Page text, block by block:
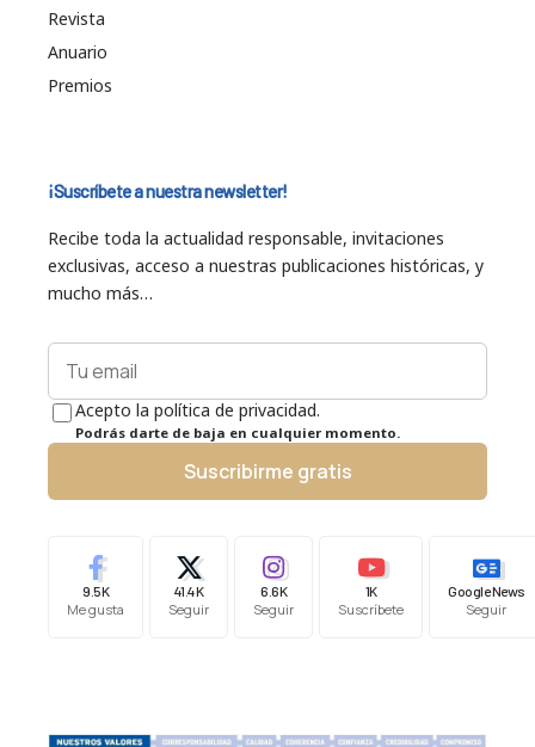
Revista
Anuario
Premios
¡Suscríbete a nuestra newsletter!
Recibe toda la actualidad responsable, invitaciones
exclusivas, acceso a nuestras publicaciones históricas, y
mucho más…
Acepto la política de privacidad.
Podrás darte de baja en cualquier momento.
Suscribirme gratis
9.5K
Me gusta
41.4K
Seguir
6.6K
Seguir
1K
Suscríbete
Google News
Seguir